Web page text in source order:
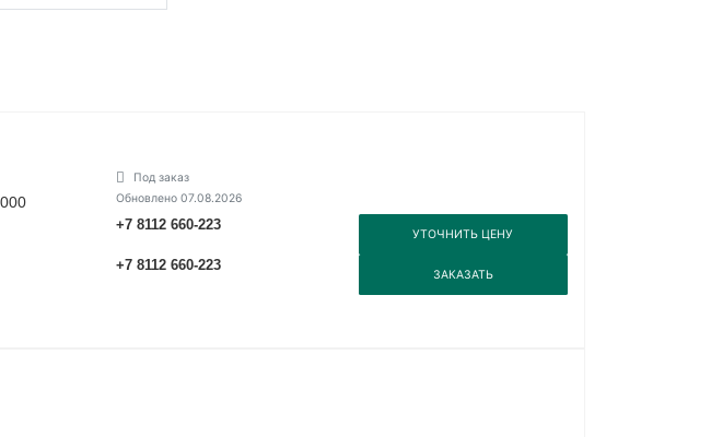
Под заказ
Обновлено 07.08.2026
+7 8112 660-223
УТОЧНИТЬ ЦЕНУ
+7 8112 660-223
ЗАКАЗАТЬ